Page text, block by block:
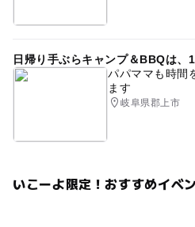
日帰り手ぶらキャンプ＆BBQは、
パパママも時間
ます
岐阜県郡上市
いこーよ限定！おすすめイベ